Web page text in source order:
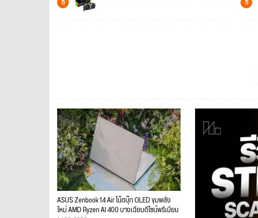
ASUS Zenbook 14 Air โน้ตบุ๊ก OLED ขุมพลัง
ใหม่ AMD Ryzen AI 400 บางเฉียบดีไซน์พรีเมียม